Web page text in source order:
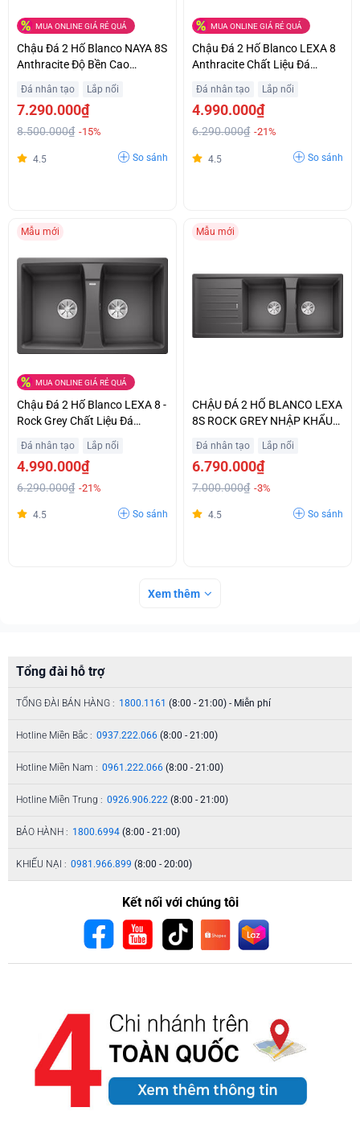
MUA ONLINE GIÁ RẺ QUÁ
Chậu Đá 2 Hố Blanco NAYA 8S
Anthracite Độ Bền Cao
Đá nhân tạo Lắp nổi
7.290.000₫
8.500.000₫ -15%
4.5 So sánh
MUA ONLINE GIÁ RẺ QUÁ
Chậu Đá 2 Hố Blanco LEXA 8
Anthracite Chất Liệu Đá
Đá nhân tạo Lắp nổi
4.990.000₫
6.290.000₫ -21%
4.5 So sánh
Mẫu mới
MUA ONLINE GIÁ RẺ QUÁ
Chậu Đá 2 Hố Blanco LEXA 8 -
Rock Grey Chất Liệu Đá
Đá nhân tạo Lắp nổi
4.990.000₫
6.290.000₫ -21%
4.5 So sánh
Mẫu mới
CHẬU ĐÁ 2 HỐ BLANCO LEXA
8S ROCK GREY NHẬP KHẨU
Đá nhân tạo Lắp nổi
6.790.000₫
7.000.000₫ -3%
4.5 So sánh
Xem thêm
Tổng đài hỗ trợ
TỔNG ĐÀI BÁN HÀNG : 1800.1161 (8:00 - 21:00) - Miễn phí
Hotline Miền Bắc : 0937.222.066 (8:00 - 21:00)
Hotline Miền Nam : 0961.222.066 (8:00 - 21:00)
Hotline Miền Trung : 0926.906.222 (8:00 - 21:00)
BẢO HÀNH : 1800.6994 (8:00 - 21:00)
KHIẾU NẠI : 0981.966.899 (8:00 - 20:00)
Kết nối với chúng tôi